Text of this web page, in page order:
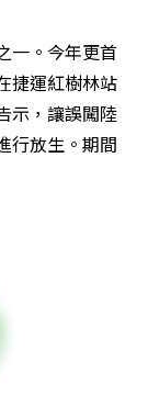
一。今年更首
捷運紅樹林站
示，讓誤闖陸
行放生。期間